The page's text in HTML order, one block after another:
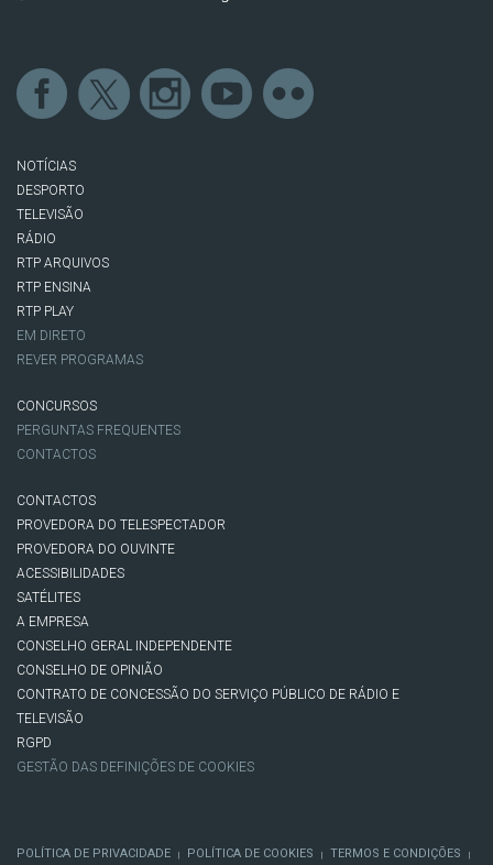
NOTÍCIAS
DESPORTO
TELEVISÃO
RÁDIO
RTP ARQUIVOS
RTP ENSINA
RTP PLAY
EM DIRETO
REVER PROGRAMAS
CONCURSOS
PERGUNTAS FREQUENTES
CONTACTOS
CONTACTOS
PROVEDORA DO TELESPECTADOR
PROVEDORA DO OUVINTE
ACESSIBILIDADES
SATÉLITES
A EMPRESA
CONSELHO GERAL INDEPENDENTE
CONSELHO DE OPINIÃO
CONTRATO DE CONCESSÃO DO SERVIÇO PÚBLICO DE RÁDIO E
TELEVISÃO
RGPD
GESTÃO DAS DEFINIÇÕES DE COOKIES
POLÍTICA DE PRIVACIDADE | POLÍTICA DE COOKIES | TERMOS E CONDIÇÕES |